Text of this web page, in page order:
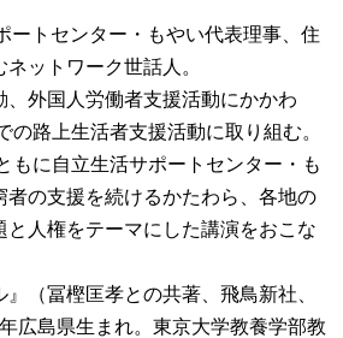
ートセンター・もやい代表理事、住
ットワーク世話人。
、外国人労働者支援活動にかかわ
の路上生活者支援活動に取り組む。
もに自立生活サポートセンター・も
者の支援を続けるかたわら、各地の
と人権をテーマにした講演をおこな
（冨樫匡孝との共著、飛鳥新社、
広島県生まれ。東京大学教養学部教